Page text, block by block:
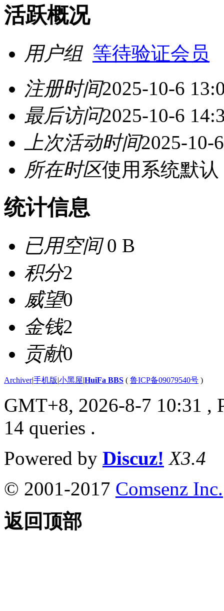
活跃概况
用户组 等待验证会员
注册时间2025-10-6
最后访问2025-10-6
上次活动时间2025-10-
所在时区使用系统默认
统计信息
已用空间0 B
积分2
威望0
金钱2
贡献0
Archiver|手机版|小黑屋|HuiFa BBS ( 鲁ICP备09079540号 )
GMT+8, 2026-8-7 10:31 ,
14 queries .
Powered by Discuz! X3.4
© 2001-2017 Comsenz Inc.
返回顶部